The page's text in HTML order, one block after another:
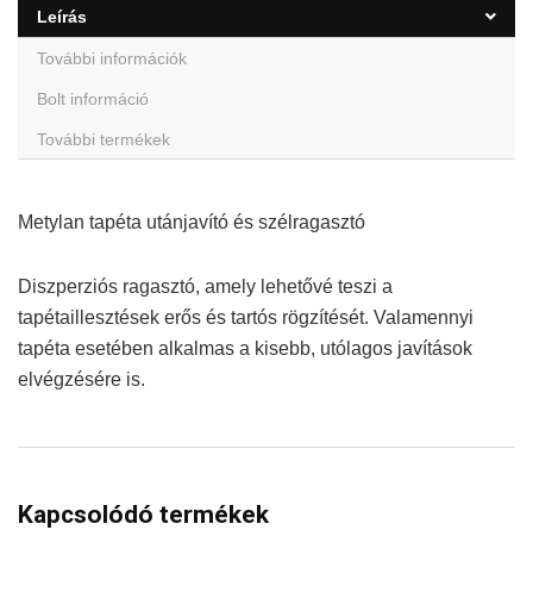
Leírás
További információk
Bolt információ
További termékek
Metylan tapéta utánjavító és szélragasztó
Diszperziós ragasztó, amely lehetővé teszi a
tapétaillesztések erős és tartós rögzítését. Valamennyi
tapéta esetében alkalmas a kisebb, utólagos javítások
elvégzésére is.
Kapcsolódó termékek